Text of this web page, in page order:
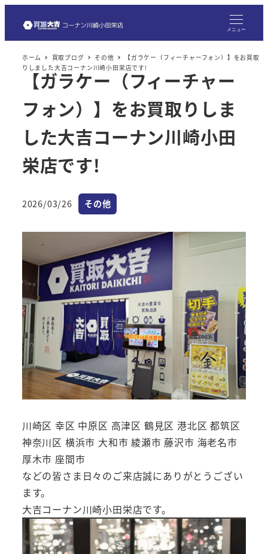
メニュー
ホーム 買取ブログ その他
【ガラケー（フィーチャーフォン）】をお買取
りしました大吉コーナン川崎小田栄店です!
【ガラケー（フィーチャー
フォン）】をお買取りしま
した大吉コーナン川崎小田
栄店です!
投稿日
2026/03/26 カテゴリー
その他
川崎区 幸区 中原区 高津区 鶴見区 港北区 都筑区
神奈川区 横浜市 大和市 綾瀬市 藤沢市 海老名市
厚木市 座間市
などの皆さま日々のご来店誠にありがとうござい
ます。
大吉コーナン川崎小田栄店です。